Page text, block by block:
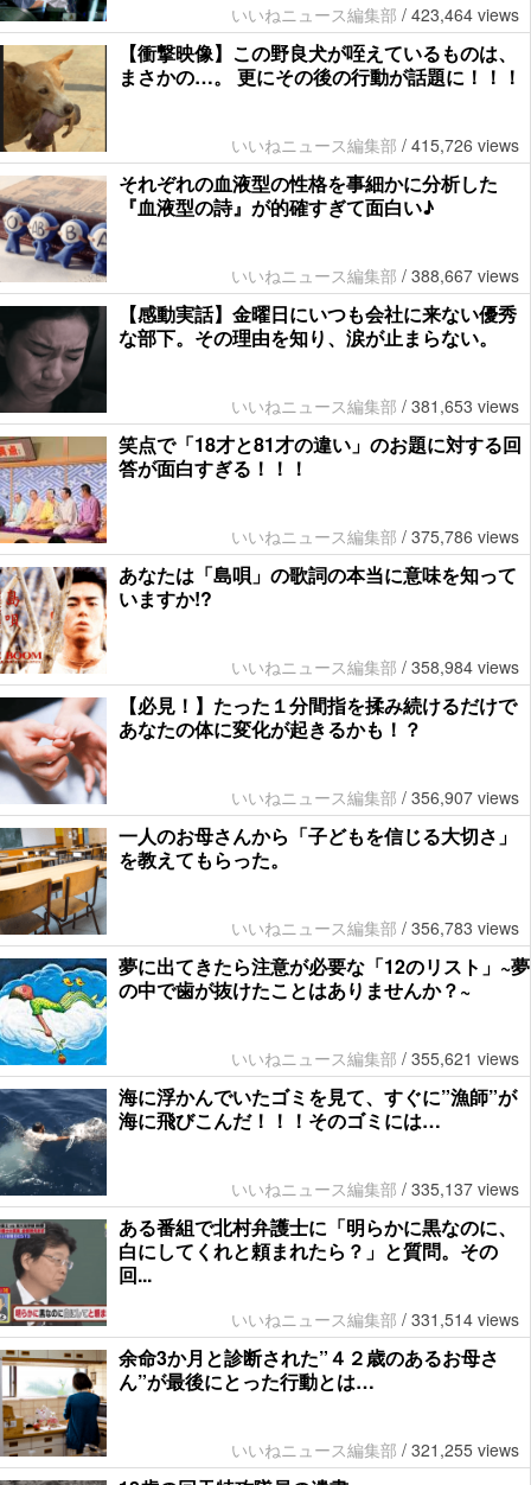
いいねニュース編集部 / 423,464 views
【衝撃映像】この野良犬が咥えているものは、
まさかの…。 更にその後の行動が話題に！！！
いいねニュース編集部 / 415,726 views
それぞれの血液型の性格を事細かに分析した
『血液型の詩』が的確すぎて面白い♪
いいねニュース編集部 / 388,667 views
【感動実話】金曜日にいつも会社に来ない優秀
な部下。その理由を知り、涙が止まらない。
いいねニュース編集部 / 381,653 views
笑点で「18才と81才の違い」のお題に対する回
答が面白すぎる！！！
いいねニュース編集部 / 375,786 views
あなたは「島唄」の歌詞の本当に意味を知って
いますか!?
いいねニュース編集部 / 358,984 views
【必見！】たった１分間指を揉み続けるだけで
あなたの体に変化が起きるかも！？
いいねニュース編集部 / 356,907 views
一人のお母さんから「子どもを信じる大切さ」
を教えてもらった。
いいねニュース編集部 / 356,783 views
夢に出てきたら注意が必要な「12のリスト」~夢
の中で歯が抜けたことはありませんか？~
いいねニュース編集部 / 355,621 views
海に浮かんでいたゴミを見て、すぐに”漁師”が
海に飛びこんだ！！！そのゴミには…
いいねニュース編集部 / 335,137 views
ある番組で北村弁護士に「明らかに黒なのに、
白にしてくれと頼まれたら？」と質問。その
回...
いいねニュース編集部 / 331,514 views
余命3か月と診断された”４２歳のあるお母さ
ん”が最後にとった行動とは…
いいねニュース編集部 / 321,255 views